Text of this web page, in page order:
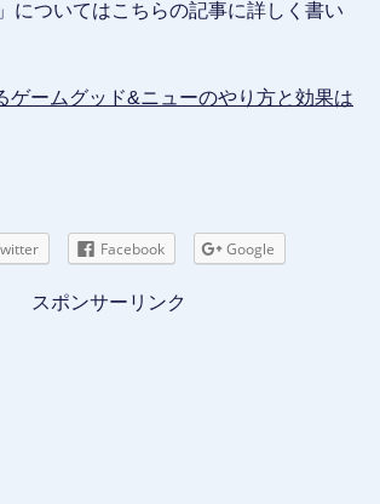
についてはこちらの記事に詳しく書い
ゲームグッド&ニューのやり方と効果は
Facebook Google
スポンサーリンク